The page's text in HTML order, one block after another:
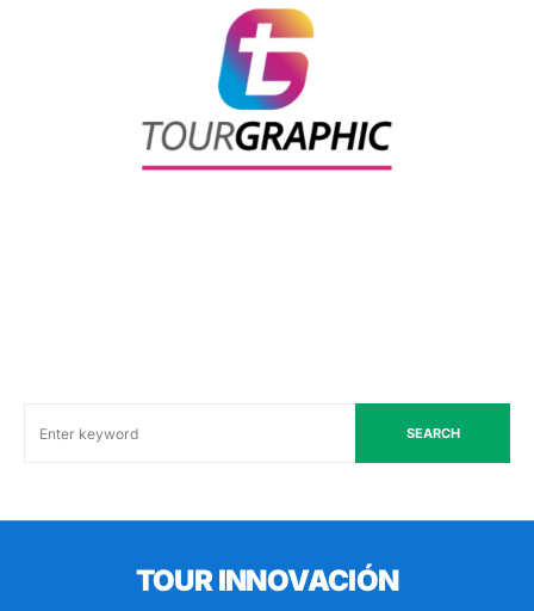
SEARCH
TOUR INNOVACIÓN